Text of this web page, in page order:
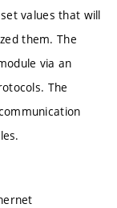
values that will
them. The
via an
The